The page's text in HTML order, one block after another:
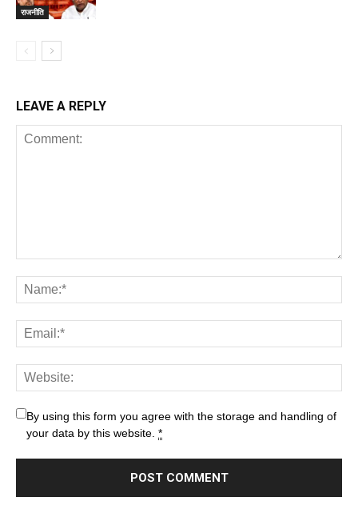
राजनीति
LEAVE A REPLY
By using this form you agree with the storage and handling of
your data by this website. *